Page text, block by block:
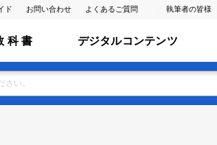
ド お問い合わせ よくあるご質問 執筆者の皆様
科 書 デジタルコンテンツ